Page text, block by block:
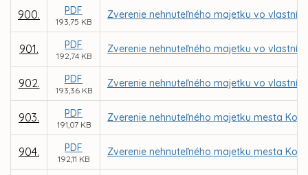
900. PDF
193,75 KB
Zverenie nehnuteľného majetku vo
901. PDF
192,74 KB
Zverenie nehnuteľného majetku vo
902. PDF
193,36 KB
Zverenie nehnuteľného majetku vo
903. PDF
191,07 KB
Zverenie nehnuteľného majetku mesta
904. PDF
192,11 KB
Zverenie nehnuteľného majetku mesta